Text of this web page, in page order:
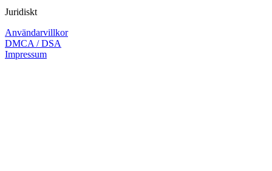
Juridiskt
Användarvillkor
DMCA / DSA
Impressum